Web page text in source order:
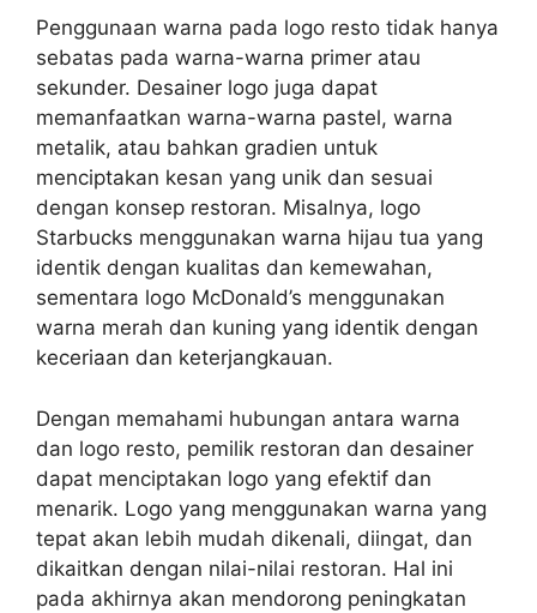
Penggunaan warna pada logo resto tidak hanya
sebatas pada warna-warna primer atau
sekunder. Desainer logo juga dapat
memanfaatkan warna-warna pastel, warna
metalik, atau bahkan gradien untuk
menciptakan kesan yang unik dan sesuai
dengan konsep restoran. Misalnya, logo
Starbucks menggunakan warna hijau tua yang
identik dengan kualitas dan kemewahan,
sementara logo McDonald’s menggunakan
warna merah dan kuning yang identik dengan
keceriaan dan keterjangkauan.
Dengan memahami hubungan antara warna
dan logo resto, pemilik restoran dan desainer
dapat menciptakan logo yang efektif dan
menarik. Logo yang menggunakan warna yang
tepat akan lebih mudah dikenali, diingat, dan
dikaitkan dengan nilai-nilai restoran. Hal ini
pada akhirnya akan mendorong peningkatan